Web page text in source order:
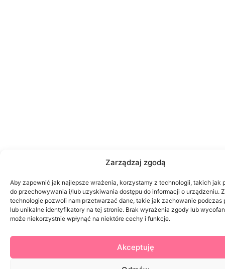
Zarządzaj zgodą
Aby zapewnić jak najlepsze wrażenia, korzystamy z technologii, takich jak
do przechowywania i/lub uzyskiwania dostępu do informacji o urządzeniu.
technologie pozwoli nam przetwarzać dane, takie jak zachowanie podczas
lub unikalne identyfikatory na tej stronie. Brak wyrażenia zgody lub
może niekorzystnie wpłynąć na niektóre cechy i funkcje.
Akceptuję